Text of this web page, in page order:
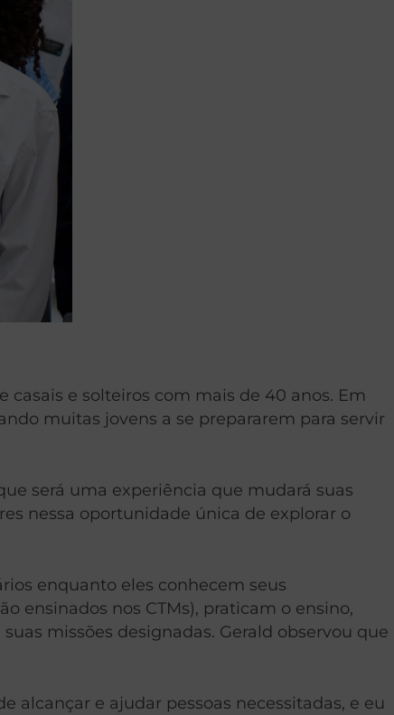
casais e solteiros com mais de 40 anos. Em
muitas jovens a se prepararem para servir
será uma experiência que mudará suas
nessa oportunidade única de explorar o
enquanto eles conhecem seus
ensinados nos CTMs), praticam o ensino,
missões designadas. Gerald observou que
alcançar e ajudar pessoas necessitadas, e eu